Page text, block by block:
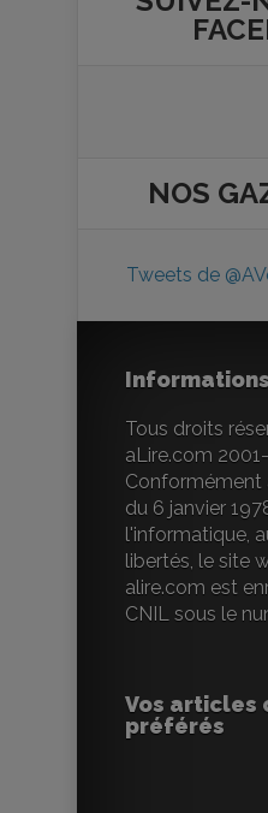
NOS
Tweets de
Informations
Tous droits
aLire.com
Conformément
du 6 janvier
l'informatique,
libertés, le site
alire.com est
CNIL sous le
Vos articles
préférés